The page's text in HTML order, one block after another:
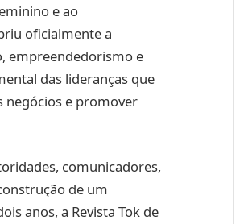
e ao
oficialmente a
empreendedorismo e
das lideranças que
negócios e promover
comunicadores,
de um
anos, a Revista Tok de